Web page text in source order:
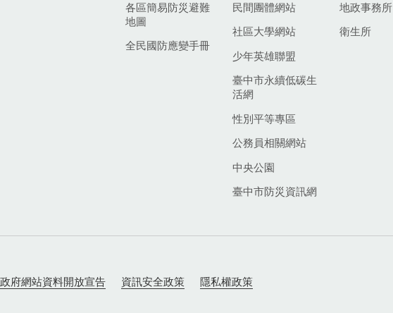
各區簡易防災避難
地圖
全民國防應變手冊
民間團體網站
社區大學網站
少年英雄聯盟
臺中市永續低碳生
活網
性別平等專區
公務員相關網站
中央公園
臺中市防災資訊網
地政事務所
衛生所
政府網站資料開放宣告 資訊安全政策 隱私權政策